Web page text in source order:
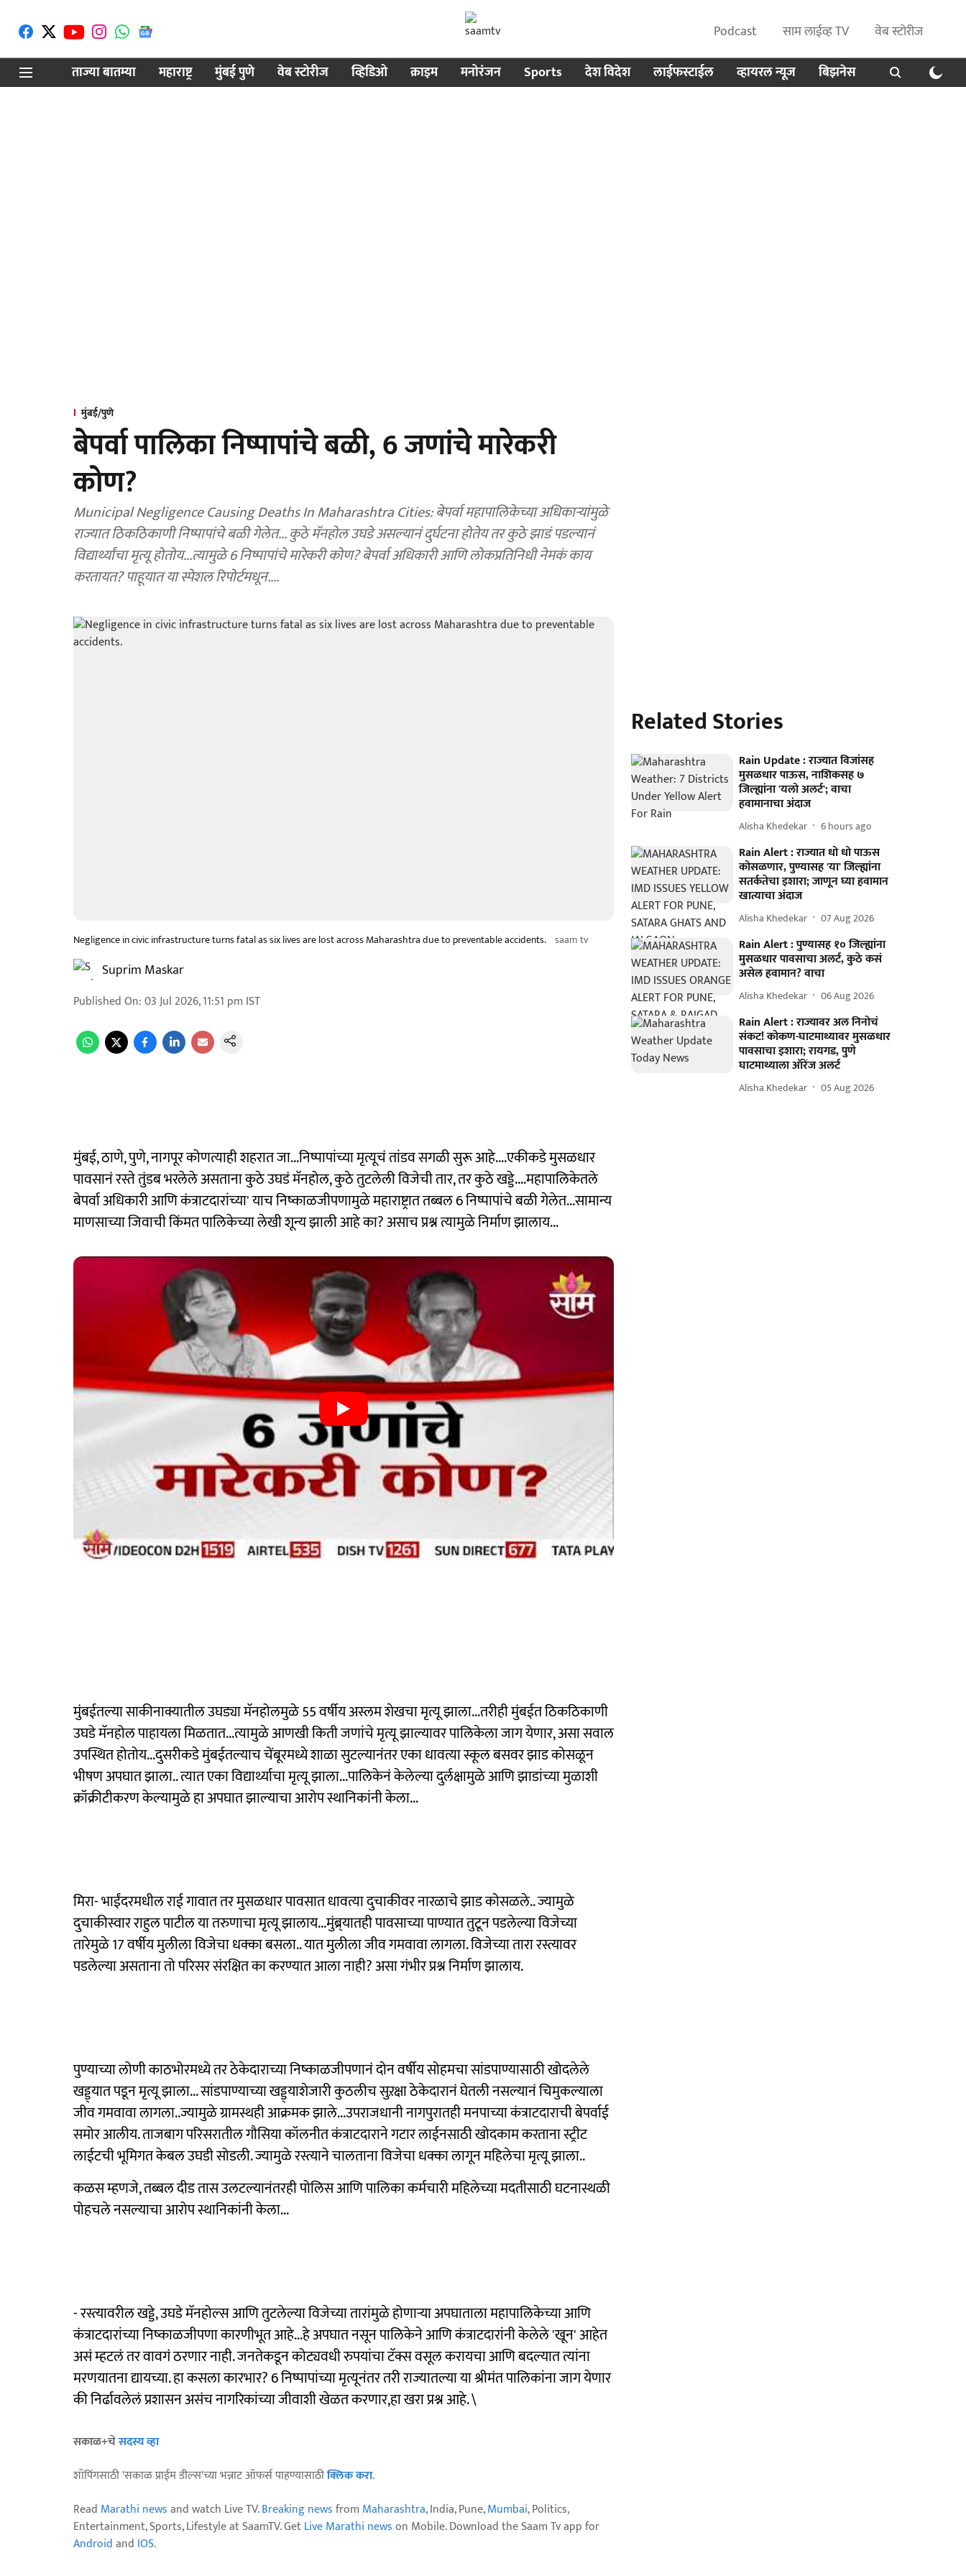
Podcast साम लाईव्ह TV
वेब स्टोरीज
ताज्या बातम्या
महाराष्ट्र मुंबई पुणे वेब स्टोरीज व्हिडिओ क्राइम मनोरंजन Sports देश विदेश लाईफस्टाईल व्हायरल न्यूज बिझनेस
मुंबई/पुणे
बेपर्वा पालिका निष्पापांचे बळी, 6 जणांचे मारेकरी
कोण?
Municipal Negligence Causing Deaths In Maharashtra Cities: बेपर्वा महापालिकेच्या अधिकाऱ्यांमुळे
राज्यात ठिकठिकाणी निष्पापांचे बळी गेलेत... कुठे मॅनहोल उघडे असल्यानं दुर्घटना होतेय तर कुठे झाडं पडल्यानं
विद्यार्थ्यांचा मृत्यू होतोय...त्यामुळे 6 निष्पापांचे मारेकरी कोण? बेपर्वा अधिकारी आणि लोकप्रतिनिधी नेमकं काय
करतायत? पाहूयात या स्पेशल रिपोर्टमधून....
Negligence in civic infrastructure turns fatal as six lives are lost across Maharashtra due to preventable accidents. saam tv
Suprim Maskar
Published On:03 Jul 2026, 11:51 pm IST
मुंबई, ठाणे, पुणे, नागपूर कोणत्याही शहरात जा...निष्पापांच्या मृत्यूचं तांडव सगळी सुरू आहे....एकीकडे मुसळधार
पावसानं रस्ते तुंडब भरलेले असताना कुठे उघडं मॅनहोल, कुठे तुटलेली विजेची तार, तर कुठे खड्डे....महापालिकेतले
बेपर्वा अधिकारी आणि कंत्राटदारांच्या' याच निष्काळजीपणामुळे महाराष्ट्रात तब्बल 6 निष्पापांचे बळी गेलेत...सामान्य
माणसाच्या जिवाची किंमत पालिकेच्या लेखी शून्य झाली आहे का? असाच प्रश्न त्यामुळे निर्माण झालाय...
मुंबईतल्या साकीनाक्यातील उघड्या मॅनहोलमुळे 55 वर्षीय अस्लम शेखचा मृत्यू झाला...तरीही मुंबईत ठिकठिकाणी
उघडे मॅनहोल पाहायला मिळतात...त्यामुळे आणखी किती जणांचे मृत्यू झाल्यावर पालिकेला जाग येणार, असा सवाल
उपस्थित होतोय...दुसरीकडे मुंबईतल्याच चेंबूरमध्ये शाळा सुटल्यानंतर एका धावत्या स्कूल बसवर झाड कोसळून
भीषण अपघात झाला.. त्यात एका विद्यार्थ्याचा मृत्यू झाला...पालिकेनं केलेल्या दुर्लक्षामुळे आणि झाडांच्या मुळाशी
क्रॉक्रीटीकरण केल्यामुळे हा अपघात झाल्याचा आरोप स्थानिकांनी केला...
मिरा- भाईंदरमधील राई गावात तर मुसळधार पावसात धावत्या दुचाकीवर नारळाचे झाड कोसळले.. ज्यामुळे
दुचाकीस्वार राहुल पाटील या तरुणाचा मृत्यू झालाय...मुंब्र्यातही पावसाच्या पाण्यात तुटून पडलेल्या विजेच्या
तारेमुळे 17 वर्षीय मुलीला विजेचा धक्का बसला.. यात मुलीला जीव गमवावा लागला. विजेच्या तारा रस्त्यावर
पडलेल्या असताना तो परिसर संरक्षित का करण्यात आला नाही? असा गंभीर प्रश्न निर्माण झालाय.
पुण्याच्या लोणी काठभोरमध्ये तर ठेकेदाराच्या निष्काळजीपणानं दोन वर्षीय सोहमचा सांडपाण्यासाठी खोदलेले
खड्ड्यात पडून मृत्यू झाला... सांडपाण्याच्या खड्ड्याशेजारी कुठलीच सुऱक्षा ठेकेदारानं घेतली नसल्यानं चिमुकल्याला
जीव गमवावा लागला..ज्यामुळे ग्रामस्थही आक्रमक झाले...उपराजधानी नागपुरातही मनपाच्या कंत्राटदाराची बेपर्वाई
समोर आलीय. ताजबाग परिसरातील गौसिया कॉलनीत कंत्राटदाराने गटार लाईनसाठी खोदकाम करताना स्ट्रीट
लाईटची भूमिगत केबल उघडी सोडली. ज्यामुळे रस्त्याने चालताना विजेचा धक्का लागून महिलेचा मृत्यू झाला..
कळस म्हणजे, तब्बल दीड तास उलटल्यानंतरही पोलिस आणि पालिका कर्मचारी महिलेच्या मदतीसाठी घटनास्थळी
पोहचले नसल्याचा आरोप स्थानिकांनी केला...
- रस्त्यावरील खड्डे, उघडे मॅनहोल्स आणि तुटलेल्या विजेच्या तारांमुळे होणाऱ्या अपघाताला महापालिकेच्या आणि
कंत्राटदारांच्या निष्काळजीपणा कारणीभूत आहे...हे अपघात नसून पालिकेने आणि कंत्राटदारांनी केलेले 'खून' आहेत
असं म्हटलं तर वावगं ठरणार नाही. जनतेकडून कोट्यवधी रुपयांचा टॅक्स वसूल करायचा आणि बदल्यात त्यांना
मरणयातना द्यायच्या. हा कसला कारभार? 6 निष्पापांच्या मृत्यूनंतर तरी राज्यातल्या या श्रीमंत पालिकांना जाग येणार
की निर्ढावलेलं प्रशासन असंच नागरिकांच्या जीवाशी खेळत करणार,हा खरा प्रश्न आहे. \
सकाळ+चेसदस्य व्हा
शॉपिंगसाठी 'सकाळ प्राईम डील्स'च्या भन्नाट ऑफर्स पाहण्यासाठीक्लिक करा.
Read Marathi newsand watch Live TV.Breaking newsfrom Maharashtra, India, Pune,Mumbai, Politics,
Entertainment, Sports, Lifestyle at SaamTV. GetLive Marathi newson Mobile. Download the Saam Tv app for
Androidand IOS.
Related Stories
Rain Update : राज्यात विजांसह
मुसळधार पाऊस, नाशिकसह ७
जिल्ह्यांना 'यलो अलर्ट'; वाचा
हवामानाचा अंदाज
Alisha Khedekar 6 hours ago
Rain Alert : राज्यात धो धो पाऊस
कोसळणार, पुण्यासह 'या' जिल्ह्यांना
सतर्कतेचा इशारा; जाणून घ्या हवामान
खात्याचा अंदाज
Alisha Khedekar 07 Aug 2026
Rain Alert : पुण्यासह १० जिल्ह्यांना
मुसळधार पावसाचा अलर्ट, कुठे कसं
असेल हवामान? वाचा
Alisha Khedekar 06 Aug 2026
Rain Alert : राज्यावर अल निनोचं
संकट! कोकण-घाटमाथ्यावर मुसळधार
पावसाचा इशारा; रायगड, पुणे
घाटमाथ्याला ऑरेंज अलर्ट
Alisha Khedekar 05 Aug 2026